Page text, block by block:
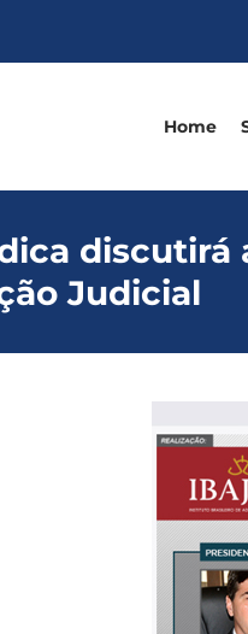
Home
discutirá
Judicial